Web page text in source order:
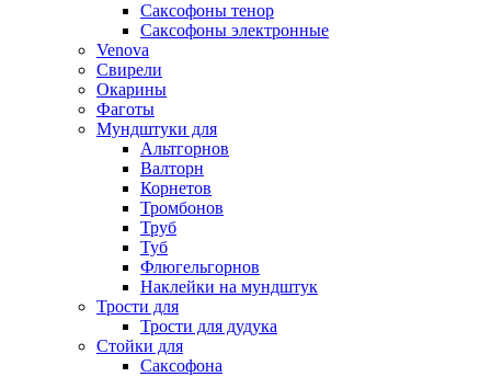
Саксофоны тенор
Саксофоны электронные
Venova
Свирели
Окарины
Фаготы
Мундштуки для
Альтгорнов
Валторн
Корнетов
Тромбонов
Труб
Туб
Флюгельгорнов
Наклейки на мундштук
Трости для
Трости для дудука
Стойки для
Саксофона